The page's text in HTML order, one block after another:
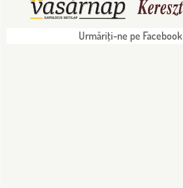
Urmăriţi-ne pe Facebook